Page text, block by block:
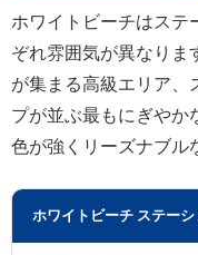
ホワイトビーチはステ
ぞれ雰囲気が異なりま
が集まる高級エリア、
プが並ぶ最もにぎやか
色が強くリーズナブル
ホワイトビーチ ステー